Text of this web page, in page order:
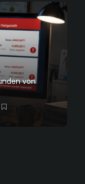
von